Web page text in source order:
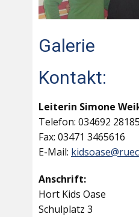
Galerie
Kontakt:
Leiterin Simone
Telefon: 034692 28185
Fax: 03471 3465616
E-Mail:
Anschrift:
Hort Kids Oase
Schulplatz 3